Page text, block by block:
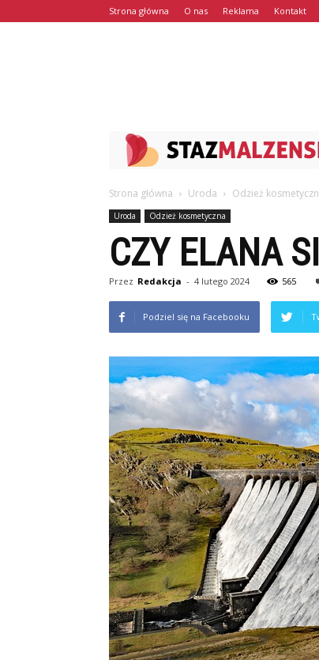
Strona główna O nas Reklama Kontakt
Strona główna Uroda Odzież
Uroda Odzież kosmetyczna
CZY ELANA
Przez Redakcja - 4 lutego 2024 565
Podziel się na Facebooku